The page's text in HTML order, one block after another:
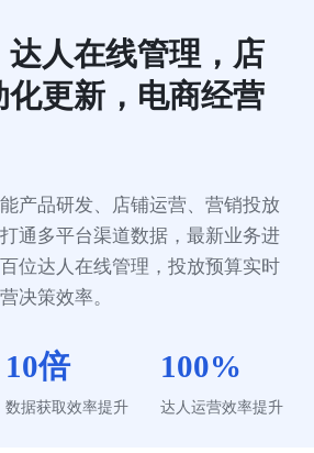
达人在线管理，店
化更新，电商经营
产品研发、店铺运营、营销投放
通多平台渠道数据，最新业务进
位达人在线管理，投放预算实时
决策效率。
10倍
数据获取效率提升
100%
达人运营效率提升